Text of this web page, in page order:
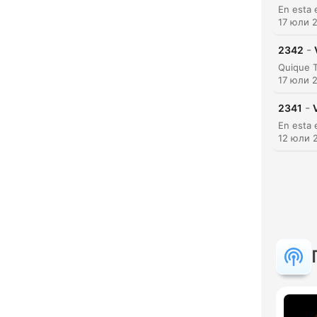
17 юли
2342 -
17 юли
2341 -
12 юли